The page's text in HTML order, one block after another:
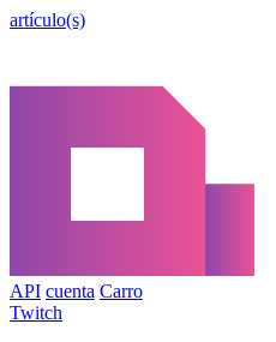
artículo(s)
API cuenta Carro
Twitch